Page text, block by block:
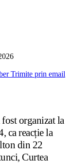
Trimite prin email
organizat la
ca reacție la
din 22
Curtea